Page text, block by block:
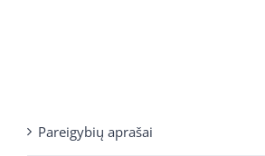
Pareigybių aprašai